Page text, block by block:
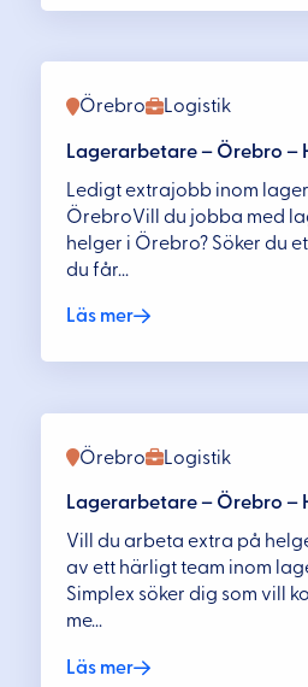
Logistik
Örebro
Lagerarbetare – Örebro –
Ledigt extrajobb inom
ÖrebroVill du jobba med
helger i Örebro? Söker du
du får...
Läs mer
Logistik
Örebro
Lagerarbetare – Örebro –
Vill du arbeta extra på
av ett härligt team inom
Simplex söker dig som vill
me...
Läs mer